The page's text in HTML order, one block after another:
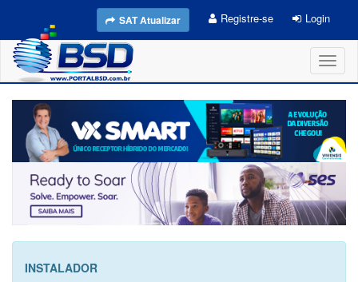
SAT Atualizar Registre-se Login
INSTALADOR